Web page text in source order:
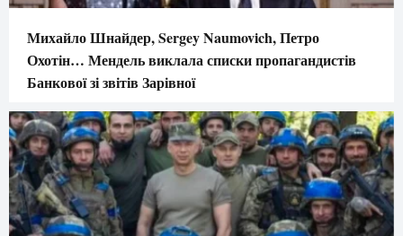
Михайло Шнайдер, Sergey Naumovich, Петро
Охотін… Мендель виклала списки пропагандистів
Банкової зі звітів Зарівної